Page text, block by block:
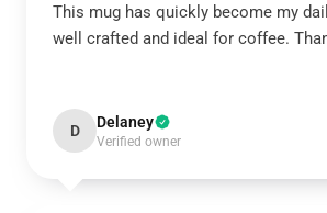
This mug has quickly become my
well crafted and ideal for coffee.
D Delaney
Verified owner